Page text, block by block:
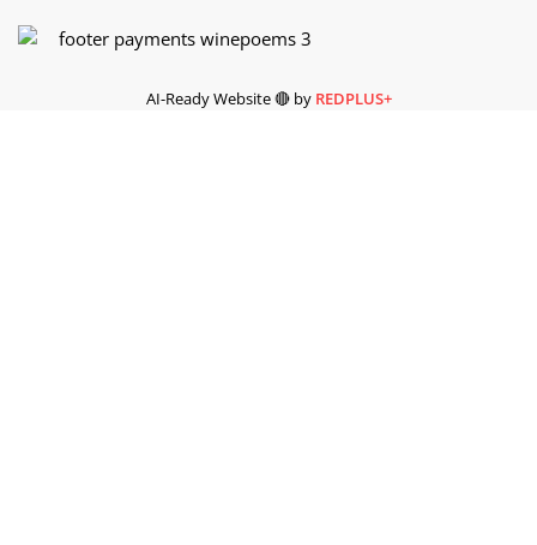
AI-Ready Website 🔴 by REDPLUS+